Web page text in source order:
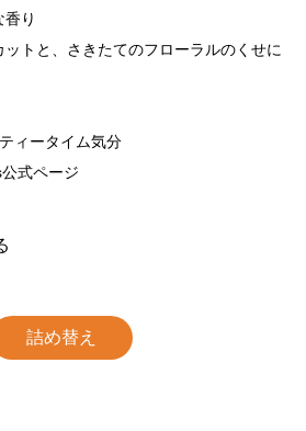
香り
トと、さきたてのフローラルのくせに
ィータイム気分
式ページ
詰め替え